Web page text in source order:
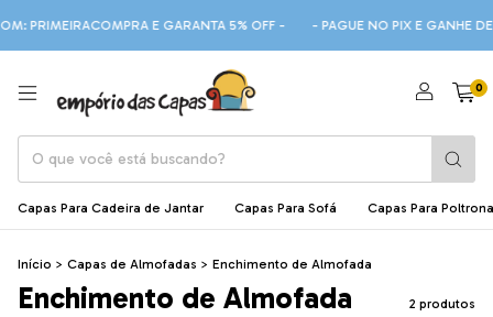
PRIMEIRACOMPRA E GARANTA 5% OFF - - PAGUE NO PIX E GANHE
0
Capas Para Cadeira de Jantar Capas Para Sofá Capas Para
Início > Capas de Almofadas > Enchimento de Almofada
Enchimento de Almofada 2 produtos